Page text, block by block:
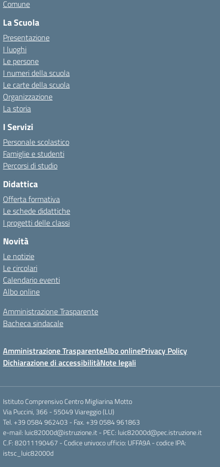
Comune
La Scuola
Presentazione
I luoghi
Le persone
I numeri della scuola
Le carte della scuola
Organizzazione
La storia
I Servizi
Personale scolastico
Famiglie e studenti
Percorsi di studio
Didattica
Offerta formativa
Le schede didattiche
I progetti delle classi
Novità
Le notizie
Le circolari
Calendario eventi
Albo online
Amministrazione Trasparente
Bacheca sindacale
Amministrazione TrasparenteAlbo onlinePrivacy Policy
Dichiarazione di accessibilitàNote legali
Istituto Comprensivo Centro Migliarina Motto
Via Puccini, 366 - 55049 Viareggio (LU)
Tel. +39 0584 962403 - Fax. +39 0584 961863
e-mail: luic82000d@istruzione.it - PEC: luic82000d@pec.istruzione.it
C.F: 82011190467 - Codice univoco ufficio: UFFA9A - codice IPA:
istsc_luic82000d